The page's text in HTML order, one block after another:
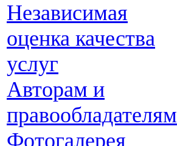
Независимая
оценка качества
услуг
Авторам и
правообладателям
Фотогалерея